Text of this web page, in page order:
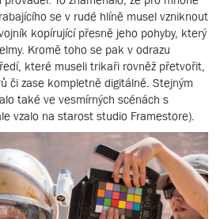
se v rudé hlíně musel vzniknout
kopírující přesně jeho pohyby, který
Kromě toho se pak v odrazu
které museli trikaři rovněž přetvořit,
či zase kompletně digitálně. Stejným
také ve vesmírných scénách s
vzalo na starost studio Framestore).